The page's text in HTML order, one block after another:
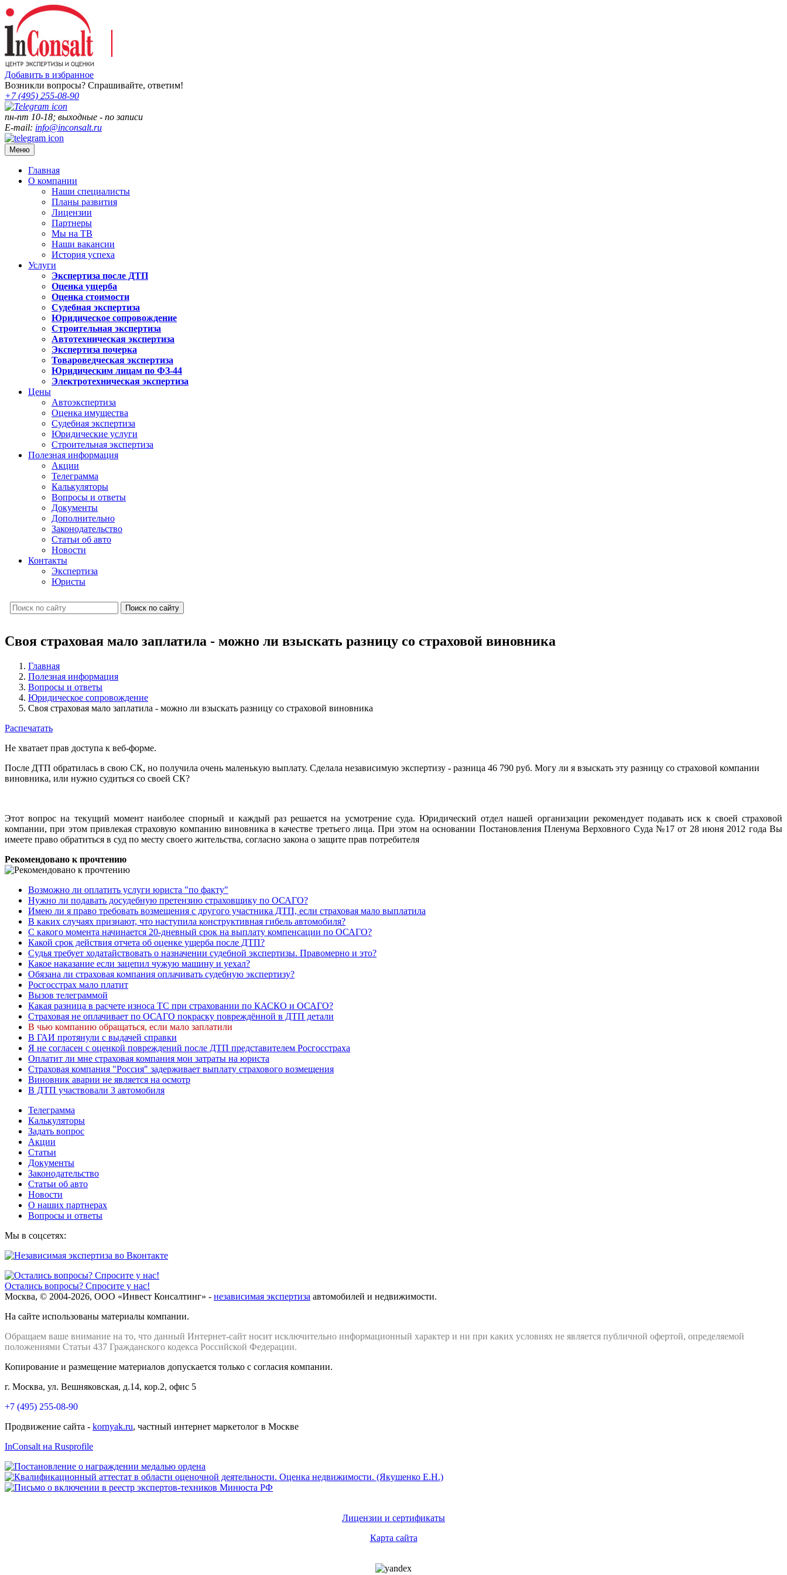
Добавить в избранное
Возникли вопросы? Спрашивайте, ответим!
+7 (495) 255-08-90
пн-пт 10-18; выходные - по записи
E-mail: info@inconsalt.ru
Меню
Главная
О компании
Наши специалисты
Планы развития
Лицензии
Партнеры
Мы на ТВ
Наши вакансии
История успеха
Услуги
Экспертиза после ДТП
Оценка ущерба
Оценка стоимости
Судебная экспертиза
Юридическое сопровождение
Строительная экспертиза
Автотехническая экспертиза
Экспертиза почерка
Товароведческая экспертиза
Юридическим лицам по ФЗ-44
Электротехническая экспертиза
Цены
Автоэкспертиза
Оценка имущества
Судебная экспертиза
Юридические услуги
Строительная экспертиза
Полезная информация
Акции
Телеграмма
Калькуляторы
Вопросы и ответы
Документы
Дополнительно
Законодательство
Статьи об авто
Новости
Контакты
Экспертиза
Юристы
Поиск по сайту
Своя страховая мало заплатила - можно ли взыскать разницу со страховой виновника
Главная
Полезная информация
Вопросы и ответы
Юридическое сопровождение
Своя страховая мало заплатила - можно ли взыскать разницу со страховой виновника
Распечатать
Не хватает прав доступа к веб-форме.
После ДТП обратилась в свою СК, но получила очень маленькую выплату. Сделала независимую экспертизу - разница 46 790 руб. Могу ли я взыскать эту разницу со страховой компании
виновника, или нужно судиться со своей СК?
Этот вопрос на текущий момент наиболее спорный и каждый раз решается на усмотрение суда. Юридический отдел нашей организации рекомендует подавать иск к своей страховой
компании, при этом привлекая страховую компанию виновника в качестве третьего лица. При этом на основании Постановления Пленума Верховного Суда №17 от 28 июня 2012 года Вы
имеете право обратиться в суд по месту своего жительства, согласно закона о защите прав потребителя
Рекомендовано к прочтению
Возможно ли оплатить услуги юриста "по факту"
Нужно ли подавать досудебную претензию страховщику по ОСАГО?
Имею ли я право требовать возмещения с другого участника ДТП, если страховая мало выплатила
В каких случаях признают, что наступила конструктивная гибель автомобиля?
С какого момента начинается 20-дневный срок на выплату компенсации по ОСАГО?
Какой срок действия отчета об оценке ущерба после ДТП?
Судья требует ходатайствовать о назначении судебной экспертизы. Правомерно и это?
Какое наказание если зацепил чужую машину и уехал?
Обязана ли страховая компания оплачивать судебную экспертизу?
Росгосстрах мало платит
Вызов телеграммой
Какая разница в расчете износа ТС при страховании по КАСКО и ОСАГО?
Страховая не оплачивает по ОСАГО покраску повреждённой в ДТП детали
В чью компанию обращаться, если мало заплатили
В ГАИ протянули с выдачей справки
Я не согласен с оценкой повреждений после ДТП представителем Росгосстраха
Оплатит ли мне страховая компания мои затраты на юриста
Страховая компания "Россия" задерживает выплату страхового возмещения
Виновник аварии не является на осмотр
В ДТП участвовали 3 автомобиля
Телеграмма
Калькуляторы
Задать вопрос
Акции
Статьи
Документы
Законодательство
Статьи об авто
Новости
О наших партнерах
Вопросы и ответы
Мы в соцсетях:
Остались вопросы? Спросите у нас!
Москва, © 2004-2026, ООО «Инвест Консалтинг» - независимая экспертиза автомобилей и недвижимости.
На сайте использованы материалы компании.
Обращаем ваше внимание на то, что данный Интернет-сайт носит исключительно информационный характер и ни при каких условиях не является публичной офертой, определяемой
положениями Статьи 437 Гражданского кодекса Российской Федерации.
Копирование и размещение материалов допускается только с согласия компании.
г. Москва, ул. Вешняковская, д.14, кор.2, офис 5
+7 (495) 255-08-90
Продвижение сайта - kornyak.ru, частный интернет маркетолог в Москве
InConsalt на Rusprofile
Лицензии и сертификаты
Карта сайта